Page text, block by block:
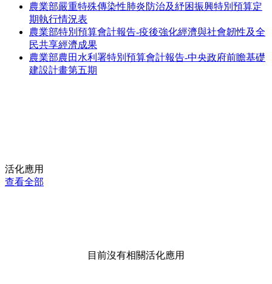
農業部嚴重特殊傳染性肺炎防治及紓困振興特別預算定
期執行情況表
農業部特別預算會計報告-疫後強化經濟與社會韌性及全
民共享經濟成果
農業部農田水利署特別預算會計報告-中央政府前瞻基礎
建設計畫第五期
活化應用
查看全部
目前沒有相關活化應用